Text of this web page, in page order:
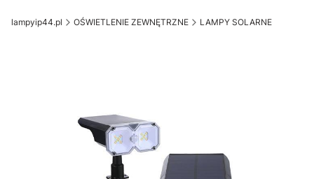
lampyip44.pl OŚWIETLENIE ZEWNĘTRZNE LAMPY SOLARNE